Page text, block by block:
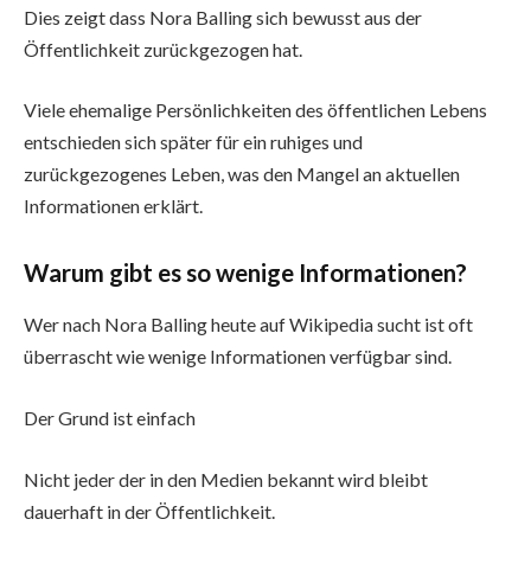
Dies zeigt dass Nora Balling sich bewusst aus der
Öffentlichkeit zurückgezogen hat.
Viele ehemalige Persönlichkeiten des öffentlichen Lebens
entschieden sich später für ein ruhiges und
zurückgezogenes Leben, was den Mangel an aktuellen
Informationen erklärt.
Warum gibt es so wenige Informationen?
Wer nach Nora Balling heute auf Wikipedia sucht ist oft
überrascht wie wenige Informationen verfügbar sind.
Der Grund ist einfach
Nicht jeder der in den Medien bekannt wird bleibt
dauerhaft in der Öffentlichkeit.